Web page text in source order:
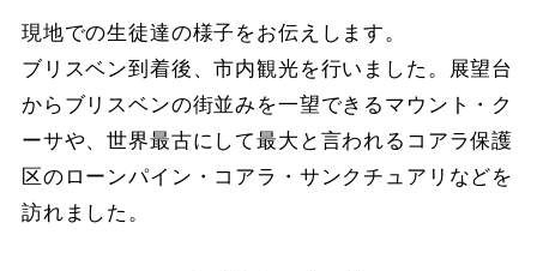
現地での生徒達の様子をお伝えします。
ブリスベン到着後、市内観光を行いました。展望台
からブリスベンの街並みを一望できるマウント・ク
ーサや、世界最古にして最大と言われるコアラ保護
区のローンパイン・コアラ・サンクチュアリなどを
訪れました。